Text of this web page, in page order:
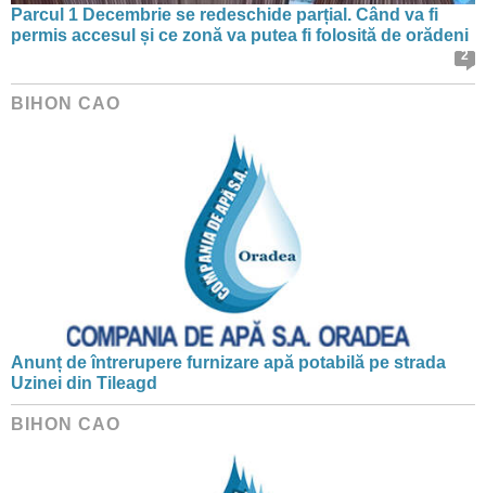
Parcul 1 Decembrie se redeschide parțial. Când va fi
permis accesul și ce zonă va putea fi folosită de orădeni
2
BIHON CAO
Anunț de întrerupere furnizare apă potabilă pe strada
Uzinei din Tileagd
BIHON CAO